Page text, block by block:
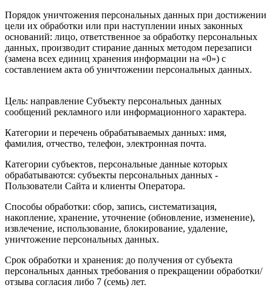
Порядок уничтожения персональных данных при достижении
цели их обработки или при наступлении иных законных
оснований: лицо, ответственное за обработку персональных
данных, производит стирание данных методом перезаписи
(замена всех единиц хранения информации на «0») с
составлением акта об уничтожении персональных данных.
Цель: направление Субъекту персональных данных
сообщений рекламного или информационного характера.
Категории и перечень обрабатываемых данных: имя,
фамилия, отчество, телефон, электронная почта.
Категории субъектов, персональные данные которых
обрабатываются: субъекты персональных данных -
Пользователи Сайта и клиенты Оператора.
Способы обработки: сбор, запись, систематизация,
накопление, хранение, уточнение (обновление, изменение),
извлечение, использование, блокирование, удаление,
уничтожение персональных данных.
Срок обработки и хранения: до получения от субъекта
персональных данных требования о прекращении обработки/
отзыва согласия либо 7 (семь) лет.